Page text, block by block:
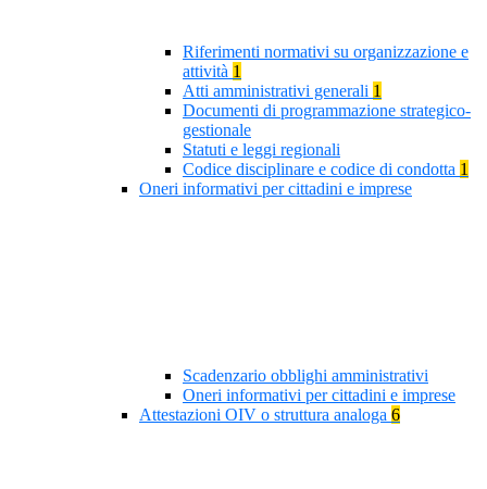
Riferimenti normativi su organizzazione e
attività 1
Atti amministrativi generali 1
Documenti di programmazione strategico-
gestionale
Statuti e leggi regionali
Codice disciplinare e codice di condotta 1
Oneri informativi per cittadini e imprese
Scadenzario obblighi amministrativi
Oneri informativi per cittadini e imprese
Attestazioni OIV o struttura analoga 6